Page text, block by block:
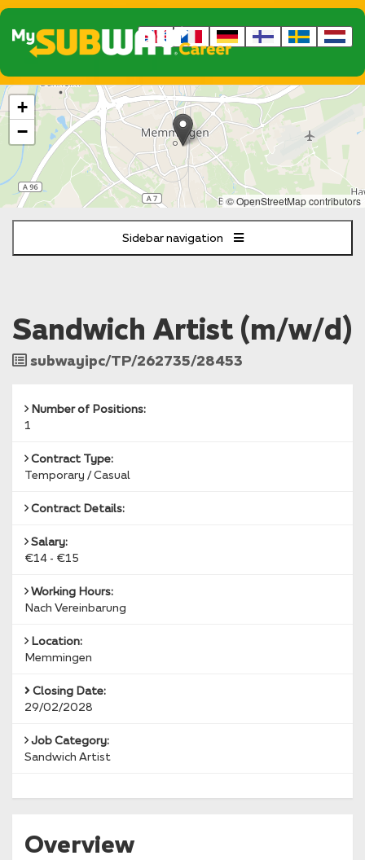
The
following
content
displays
map
of
the
jobs
+
−
© OpenStreetMap contributors
Sidebar navigation
Sandwich Artist (m/w/d)
Job
Reference
subwayipc/TP/262735/28453
Number of Positions:
1
Contract Type:
Temporary / Casual
Contract Details:
Salary:
€14 - €15
Working Hours:
Nach Vereinbarung
Location:
Memmingen
Closing Date:
29/02/2028
Job Category:
Sandwich Artist
Overview